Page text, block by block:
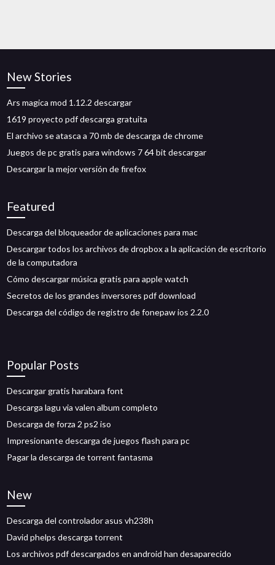
New Stories
Ars magica mod 1.12.2 descargar
1619 proyecto pdf descarga gratuita
El archivo se atasca a 70 mb de descarga de chrome
Juegos de pc gratis para windows 7 64 bit descargar
Descargar la mejor versión de firefox
Featured
Descarga del bloqueador de aplicaciones para mac
Descargar todos los archivos de dropbox a la aplicación de escritorio
de la computadora
Cómo descargar música gratis para apple watch
Secretos de los grandes inversores pdf download
Descarga del código de registro de fonepaw ios 2.2.0
Popular Posts
Descargar gratis harabara font
Descarga lagu via valen album completo
Descarga de forza 2 ps2 iso
Impresionante descarga de juegos flash para pc
Pagar la descarga de torrent fantasma
New
Descarga del controlador asus vh238h
David phelps descarga torrent
Los archivos pdf descargados en android han desaparecido